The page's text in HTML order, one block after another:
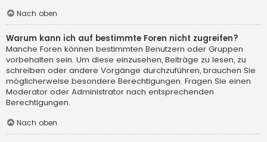
Nach oben
Warum kann ich auf bestimmte Foren nicht zugreifen?
Manche Foren können bestimmten Benutzern oder Gruppen
vorbehalten sein. Um diese einzusehen, Beiträge zu lesen, zu
schreiben oder andere Vorgänge durchzuführen, brauchen Sie
möglicherweise besondere Berechtigungen. Fragen Sie einen
Moderator oder Administrator nach entsprechenden
Berechtigungen.
Nach oben